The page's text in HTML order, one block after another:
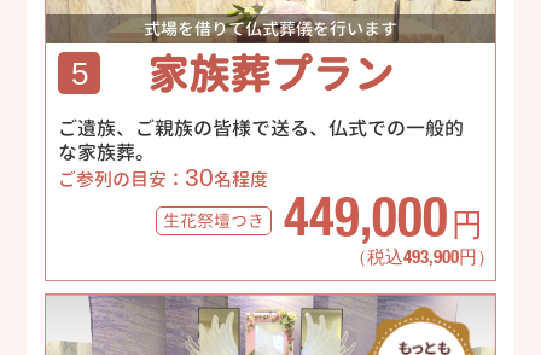
式場を借りて仏式葬儀を行います
5 家族葬プラン
ご遺族、ご親族の皆様で送る、仏式での一般的
な家族葬。
ご参列の目安： 30名程度
生花祭壇つき 449,000 円
（税込493,900円）